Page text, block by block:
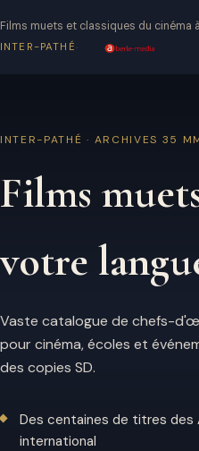
Films muets et classiques du cinéma
INTER-PATHÉ ·
INTER-PATHÉ · ARCHIVES 35
Films
votre
Vaste catalogue de chefs-
pour cinéma, écoles et
des copies SD.
Des centaines de titres des
international